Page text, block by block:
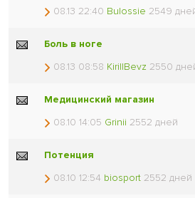
08.13 22:40 Bulossie 2549
Боль в ноге
08.13 08:58 KirillBevz 2550
Медицинский магазин
08.10 14:05 Grinii 2552 дней
Потенция
08.10 12:54 biosport 2552 дней